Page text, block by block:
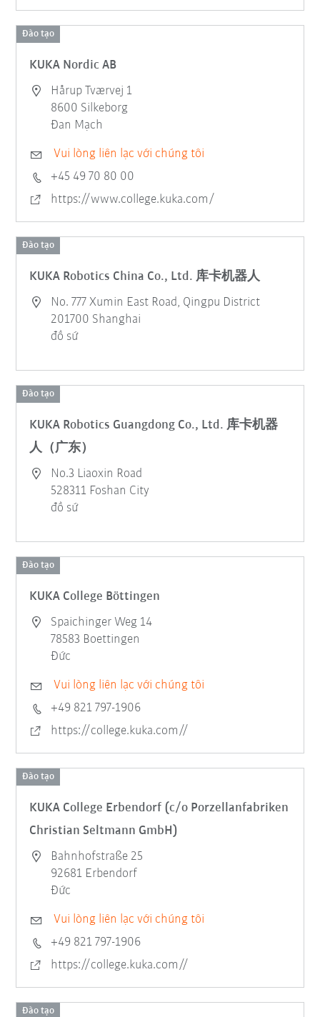
Đào tạo
KUKA Nordic AB
Hårup Tværvej 1
8600 Silkeborg
Đan Mạch
Vui lòng liên lạc với chúng tôi
+45 49 70 80 00
https://www.college.kuka.com/
Đào tạo
KUKA Robotics China Co., Ltd. 库卡机器人
No. 777 Xumin East Road, Qingpu District
201700 Shanghai
đồ sứ
Đào tạo
KUKA Robotics Guangdong Co., Ltd. 库卡机器
人（广东）
No.3 Liaoxin Road
528311 Foshan City
đồ sứ
Đào tạo
KUKA College Böttingen
Spaichinger Weg 14
78583 Boettingen
Đức
Vui lòng liên lạc với chúng tôi
+49 821 797-1906
https://college.kuka.com//
Đào tạo
KUKA College Erbendorf (c/o Porzellanfabriken
Christian Seltmann GmbH)
Bahnhofstraße 25
92681 Erbendorf
Đức
Vui lòng liên lạc với chúng tôi
+49 821 797-1906
https://college.kuka.com//
Đào tạo